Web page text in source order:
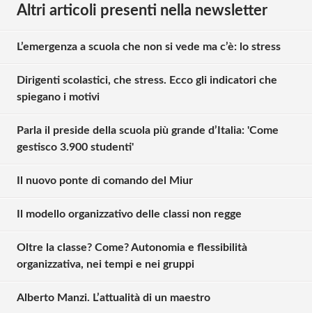
Altri articoli presenti nella newsletter
L’emergenza a scuola che non si vede ma c’è: lo stress
Dirigenti scolastici, che stress. Ecco gli indicatori che
spiegano i motivi
Parla il preside della scuola più grande d’Italia: 'Come
gestisco 3.900 studenti'
Il nuovo ponte di comando del Miur
Il modello organizzativo delle classi non regge
Oltre la classe? Come? Autonomia e flessibilità
organizzativa, nei tempi e nei gruppi
Alberto Manzi. L’attualità di un maestro